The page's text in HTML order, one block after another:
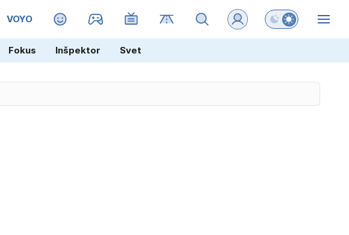
VOYO MAGAZIN Preklopi barvni
Fokus Inšpektor Svet